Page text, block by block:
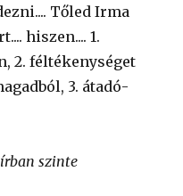
Tőled Irma
hiszen.... 1.
2. féltékenységet
3. átadó-
szinte